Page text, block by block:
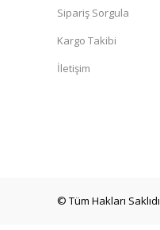
Sipariş Sorgula
Kargo Takibi
İletişim
© Tüm Hakları